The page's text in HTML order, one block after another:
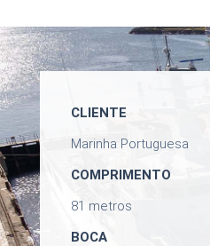
CLIENTE
Marinha Portuguesa
COMPRIMENTO
81 metros
BOCA